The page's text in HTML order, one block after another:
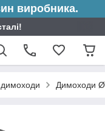
виробника.
димоходи Димоходи